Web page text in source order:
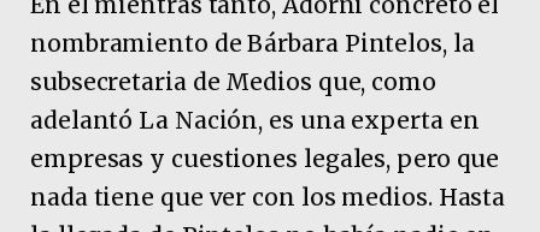
nombramiento de Bárbara Pintelos, la
subsecretaria de Medios que, como
adelantó La Nación, es una experta en
empresas y cuestiones legales, pero que
nada tiene que ver con los medios. Hasta